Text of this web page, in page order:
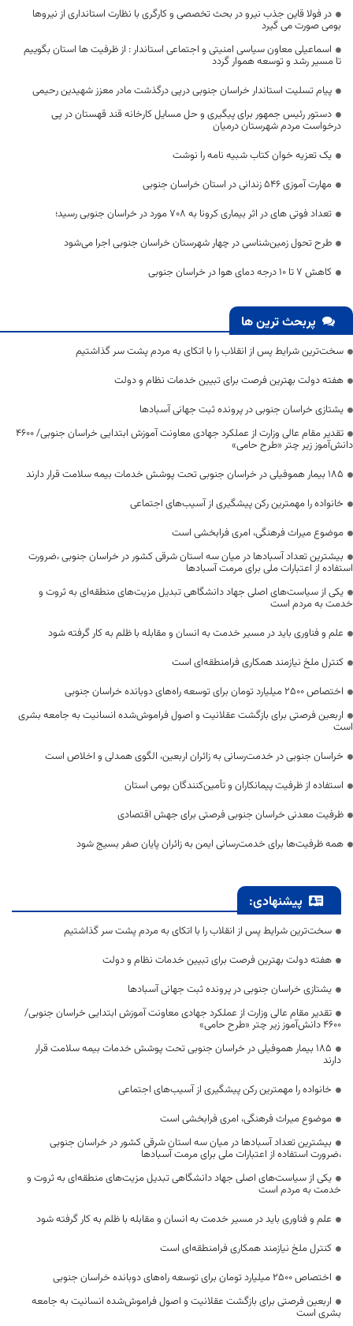
در فولا قاین جذب نیرو در بحث تخصصی و کارگری با نظارت استانداری از نیروها
بومی صورت می گیرد
اسماعیلی معاون سیاسی امنیتی و اجتماعی استاندار : از ظرفیت ها استان بگوییم
تا مسیر رشد و توسعه هموار گردد
پیام تسلیت استاندار خراسان جنوبی درپی درگذشت مادر معزز شهیدین رحیمی
دستور رئیس جمهور برای پیگیری و حل مسایل کارخانه قند قهستان در پی
درخواست مردم شهرستان درمیان
یک تعزیه خوان کتاب شبیه نامه را نوشت
مهارت آموزی 546 زندانی در استان خراسان جنوبی
تعداد فوتی های در اثر بیماری کرونا به 708 مورد در خراسان جنوبی رسید؛
طرح تحول زمین‌شناسی در چهار شهرستان خراسان جنوبی اجرا می‌شود
کاهش ۷ تا ۱۰ درجه دمای هوا در خراسان جنوبی
پربحث ترین ها
سخت‌ترین شرایط پس از انقلاب را با اتکای به مردم پشت سر گذاشتیم
هفته دولت بهترین فرصت برای تبیین خدمات نظام و دولت
یشتازی خراسان جنوبی در پرونده ثبت جهانی آسبادها
تقدیر مقام عالی وزارت از عملکرد جهادی معاونت آموزش ابتدایی خراسان جنوبی/ ۴۶۰۰
دانش‌آموز زیر چتر «طرح حامی»
۱۸۵ بیمار هموفیلی در خراسان جنوبی تحت پوشش خدمات بیمه سلامت قرار دارند
خانواده را مهمترین رکن پیشگیری از آسیب‌های اجتماعی
موضوع میراث فرهنگی، امری فرابخشی است
بیشترین تعداد آسبادها در میان سه استان شرقی کشور در خراسان جنوبی ،ضرورت
استفاده از اعتبارات ملی برای مرمت آسبادها
یکی از سیاست‌های اصلی جهاد دانشگاهی تبدیل مزیت‌های منطقه‌ای به ثروت و
خدمت به مردم است
علم و فناوری باید در مسیر خدمت به انسان و مقابله با ظلم به کار گرفته شود
کنترل ملخ نیازمند همکاری فرامنطقه‌ای است
اختصاص 2500 میلیارد تومان برای توسعه راه‌های دوبانده خراسان جنوبی
اربعین فرصتی برای بازگشت عقلانیت و اصول فراموش‌شده انسانیت به جامعه بشری
است
خراسان جنوبی در خدمت‌رسانی به زائران اربعین، الگوی همدلی و اخلاص است
استفاده از ظرفیت پیمانکاران و تأمین‌کنندگان بومی استان
ظرفیت معدنی خراسان جنوبی فرصتی برای جهش اقتصادی
همه ظرفیت‌ها برای خدمت‌رسانی ایمن به زائران پایان صفر بسیج شود
پیشنهادی:
سخت‌ترین شرایط پس از انقلاب را با اتکای به مردم پشت سر گذاشتیم
هفته دولت بهترین فرصت برای تبیین خدمات نظام و دولت
یشتازی خراسان جنوبی در پرونده ثبت جهانی آسبادها
تقدیر مقام عالی وزارت از عملکرد جهادی معاونت آموزش ابتدایی خراسان جنوبی/
۴۶۰۰ دانش‌آموز زیر چتر «طرح حامی»
۱۸۵ بیمار هموفیلی در خراسان جنوبی تحت پوشش خدمات بیمه سلامت قرار
دارند
خانواده را مهمترین رکن پیشگیری از آسیب‌های اجتماعی
موضوع میراث فرهنگی، امری فرابخشی است
بیشترین تعداد آسبادها در میان سه استان شرقی کشور در خراسان جنوبی
،ضرورت استفاده از اعتبارات ملی برای مرمت آسبادها
یکی از سیاست‌های اصلی جهاد دانشگاهی تبدیل مزیت‌های منطقه‌ای به ثروت و
خدمت به مردم است
علم و فناوری باید در مسیر خدمت به انسان و مقابله با ظلم به کار گرفته شود
کنترل ملخ نیازمند همکاری فرامنطقه‌ای است
اختصاص 2500 میلیارد تومان برای توسعه راه‌های دوبانده خراسان جنوبی
اربعین فرصتی برای بازگشت عقلانیت و اصول فراموش‌شده انسانیت به جامعه
بشری است